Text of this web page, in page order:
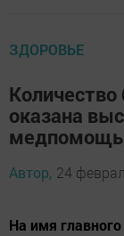
ЗДОРОВЬЕ
оказана
Автор, 24
На имя